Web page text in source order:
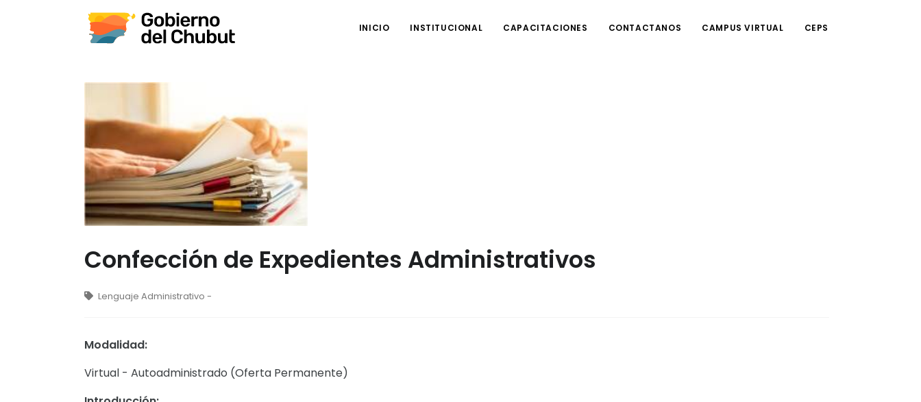
INICIO INSTITUCIONAL CAPACITACIONES CONTACTANOS CAMPUS VIRTUAL CEPS
Confección de Expedientes Administrativos
Lenguaje Administrativo -
Modalidad:
Virtual - Autoadministrado (Oferta Permanente)